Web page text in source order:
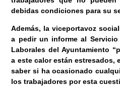
debidas condiciones para su
Además, la viceportavoz
a pedir un informe al
Laborales del Ayuntamiento
a este calor están estresados,
saber si ha ocasionado
los trabajadores por esta